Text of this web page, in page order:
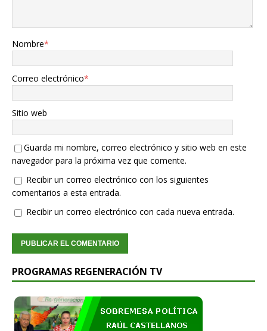
Nombre*
Correo electrónico*
Sitio web
Guarda mi nombre, correo electrónico y sitio web en este
navegador para la próxima vez que comente.
Recibir un correo electrónico con los siguientes
comentarios a esta entrada.
Recibir un correo electrónico con cada nueva entrada.
PROGRAMAS REGENERACIÓN TV